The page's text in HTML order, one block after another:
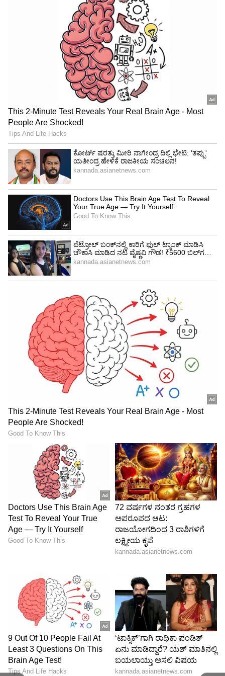
ಐಪಿಎಲ್‌ ಫೈನಲ್‌ ಪಂದ್ಯಾವಳಿ ವೇಳೆ ನಗರದಾದ್ಯಂತ
ಪೊಲೀಸರು ಹೈ ಅಲರ್ಟ್‌ ಆಗಿದ್ದರು. ಆಯಾ ವಲಯದ
ಡಿಸಿಪಿಗಳು ನೇತೃತ್ವದಲ್ಲಿ ಜನನಿಬಿಡ ಪ್ರದೇಶದಲ್ಲಿ ಭದ್ರತೆ
ಕಲ್ಪಿಸಲಾಗಿತ್ತು. ಮುನ್ನೆಚ್ಚರಿಕಾ ಕ್ರಮವಾಗಿ ನಗರದ ಪ್ರಮುಖ
ಫ್ಲೈಓವರ್‌ಗಳ ಮೇಲೆ ಸಂಚಾರ ನಿರ್ಬಂಧಿಸಲಾಗಿತ್ತು.
ಪೊಲೀಸರ ಕಟ್ಟುನಿಟ್ಟಿನ ಕ್ರಮದಿಂದ ಯಾವುದೇ ಅಹಿತಕರ
ಘಟನೆ ನಡೆದಿಲ್ಲ ಎಂದು ನಗರ ಪೊಲೀಸ್ ಆಯುಕ್ತ ಸೀಮಂತ್
ಕುಮಾರ್ ಸಿಂಗ್ ಹೇಳಿದ್ದಾರೆ.
ರಾಜ್ಯದ ಎಲ್ಲಾ ಭಾಗದಲ್ಲಿಯೂ ಸಂಭ್ರಮ
ರಾಯಲ್ಸ್‌ ಚಾಲೆಂಜರ್ಸ್‌ ಬೆಂಗಳೂರು (ಆರ್‌ಸಿಬಿ) ತಂಡವು
ಟಾಟಾ ಐಪಿಎಲ್‌ ಪಂದ್ಯವನ್ನು ಗೆದ್ದ ಹಿನ್ನೆಲೆಯಲ್ಲಿ ರಾಜ್ಯದ
ಮೂಲೆ ಮೂಲೆಗಳಲ್ಲೂ ಅಭಿಮಾನಿಗಳು ಭಾನುವಾರ
ತಡರಾತ್ರಿ ಸಂಭ್ರಮಿಸಿದ್ದಾರೆ. ರಸ್ತೆಗೆ ಇಳಿದ ಅಭಿಮಾನಿಗಳು
ಪಟಾಕಿ ಸಿಡಿಸಿ, ಕುಣಿದು ಕುಪ್ಪಳಿಸಿ ಸಂತೋಷ ವ್ಯಕ್ತಪಡಿಸಿದರು.
ಅಹಮದಾಬಾದ್‌ನಲ್ಲಿ ನಡೆದ ಪಂದ್ಯದಲ್ಲಿ ಆರ್‌ಸಿಬಿ ತಂಡವು
ಗುಜರಾತ್‌ ಟೈಟಾನ್ಸ್‌ ತಂಡವನ್ನು ಐದು ವಿಕೆಟ್‌ಗಳಿಂದ
ಸೋಲಿಸಿತು. ಭಾನುವಾರ ರಾತ್ರಿ 11.30ರ ವೇಳೆಗೆ ಅರ್‌ಸಿಬಿ
ಕೊನೆಯಲ್ಲಿ ಸಿಕ್ಸರ್‌ ಸಿಡಿಸಿ ವಿಜಯದ ನಗೆ ಬೀರಿತು.
ಇದರೊಂದಿಗೆ ಟೀವಿ, ಮೊಬೈಲ್‌ಗಳಲ್ಲಿ ಕ್ರಿಕೆಟ್‌ ನೋಡುತ್ತಿದ್ದ
ಅಭಿಮಾನಿಗಳು ಹರ್ಷೋದ್ಘಾರ ಮಾಡಿದರು. ತಕ್ಷಣವೇ ರಸ್ತೆಗೆ
ಇಳಿದ ಅಭಿಮಾನಿಗಳು ಪಟಾಕಿ ಸಿಡಿಸಿ, ಕುಣಿದು ಕುಪ್ಪಳಿಸಿದರು.
ಪೊಲೀಸರು ತಡರಾತ್ರಿಯಲ್ಲಿ ಹೆಚ್ಚಿನ ಅನಾಹುತ ಆಗದಂತೆ
ಭಾರೀ ಭದ್ರತೆ ವ್ಯವಸ್ಥೆ ಕೈಗೊಂಡಿದ್ದರು. ಅಲ್ಲದೆ ರಸ್ತೆಗಳಲ್ಲಿ
ಪಟಾಕಿ ಸಿಡಿಸಿ ಸಂಭ್ರಮಿಸಲು ನಿಷೇಧ ಹೇರಿದ್ದರು. ಆದರೆ
ಉದ್ರಿಕ್ತ ಅಭಿಮಾನಿಗಳು ನಿಯಮವನ್ನು ಲೆಕ್ಕಿಸದೆ ರಸ್ತೆಗಳಿದರು.
ಬೆಂಗಳೂರು, ಧಾರವಾಡ, ಹಾಸನ, ಬೆಳಗಾವಿ, ಚಿಕ್ಕಮಗಳೂರು,
ಕೋಲಾರ, ದಾವಣಗೆರೆ ಸೇರಿದಂತೆ ವಿವಿಧೆಡೆ ಸಂಭ್ರಮಿಸಿದರು.
ಧಾರವಾಡದ ಕೆಸಿಡಿ ಮೈದಾನದಲ್ಲಿ ಕೇಕೆ ಹಾಕಿ ಪಟಾಕಿ